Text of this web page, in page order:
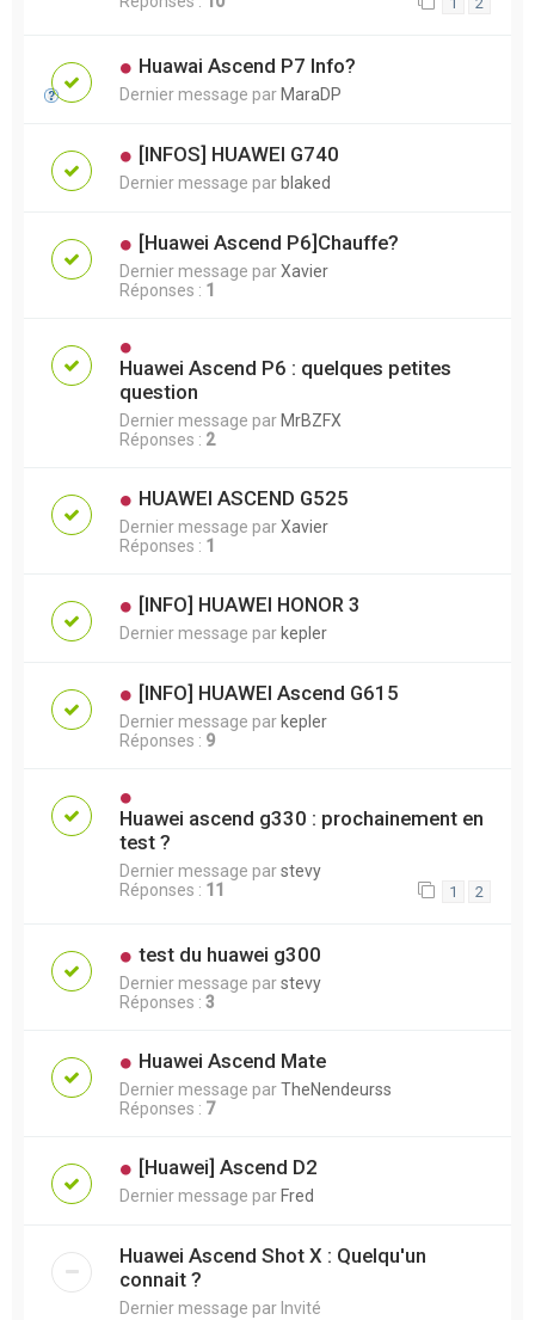
Huawai Ascend P7 Info?
Dernier message par MaraDP
[INFOS] HUAWEI G740
Dernier message par blaked
[Huawei Ascend P6]Chauffe?
Dernier message parXavier
Réponses : 1
Huawei Ascend P6 : quelques petites
question
Dernier message par MrBZFX
Réponses : 2
HUAWEI ASCEND G525
Dernier message parXavier
Réponses : 1
[INFO] HUAWEI HONOR 3
Dernier message par kepler
[INFO] HUAWEI Ascend G615
Dernier message par kepler
Réponses : 9
Huawei ascend g330 : prochainement en
test ?
Dernier message parstevy
Réponses : 11 1 2
test du huawei g300
Dernier message parstevy
Réponses : 3
Huawei Ascend Mate
Dernier message parTheNendeurss
Réponses : 7
[Huawei] Ascend D2
Dernier message par Fred
Huawei Ascend Shot X : Quelqu'un
connait ?
Dernier message par Invité